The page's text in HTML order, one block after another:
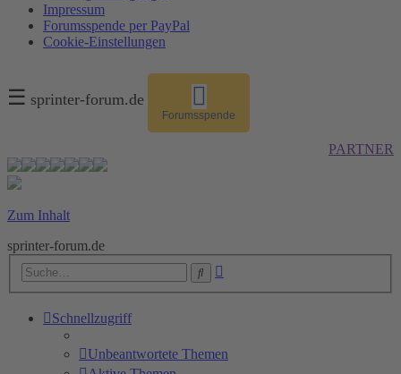
Impressum
Forumsspende per PayPal
Cookie-Einstellungen
☰ sprinter-forum.de
Forumsspende
PARTNER
Zum Inhalt
sprinter-forum.de
Suche
Schnellzugriff
Unbeantwortete Themen